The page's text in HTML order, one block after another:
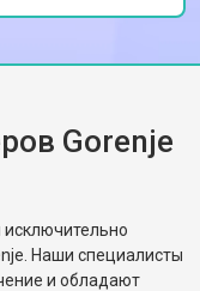
Gorenje
исключительно
Наши специалисты
и обладают